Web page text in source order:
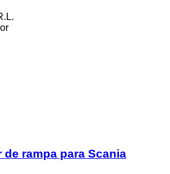
de rampa para Scania